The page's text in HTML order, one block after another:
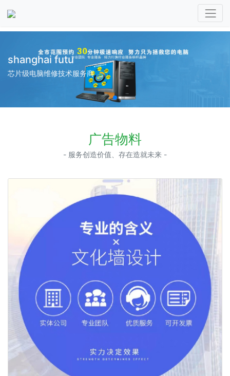
shanghai futu
芯片级电脑维修技术服务商
广告物料
- 服务创造价值、存在造就未来 -